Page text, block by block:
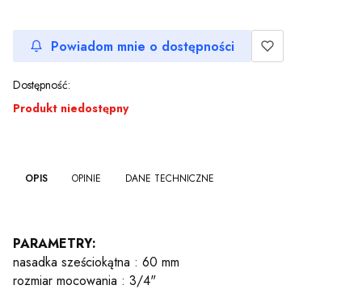
Powiadom mnie o dostępności
Dostępność:
Produkt niedostępny
OPIS OPINIE DANE TECHNICZNE
PARAMETRY:
nasadka sześciokątna : 60 mm
rozmiar mocowania : 3/4"